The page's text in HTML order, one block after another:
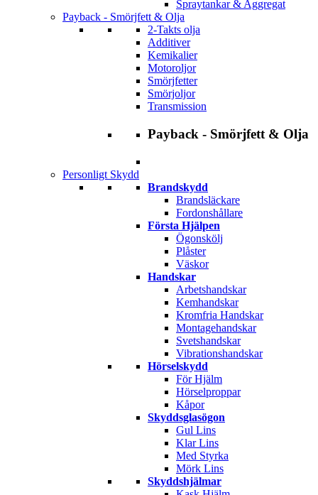
Spraytankar & Aggregat
Payback - Smörjfett & Olja
2-Takts olja
Additiver
Kemikalier
Motoroljor
Smörjfetter
Smörjoljor
Transmission
Payback - Smörjfett & Olja
Personligt Skydd
Brandskydd
Brandsläckare
Fordonshållare
Första Hjälpen
Ögonskölj
Plåster
Väskor
Handskar
Arbetshandskar
Kemhandskar
Kromfria Handskar
Montagehandskar
Svetshandskar
Vibrationshandskar
Hörselskydd
För Hjälm
Hörselproppar
Kåpor
Skyddsglasögon
Gul Lins
Klar Lins
Med Styrka
Mörk Lins
Skyddshjälmar